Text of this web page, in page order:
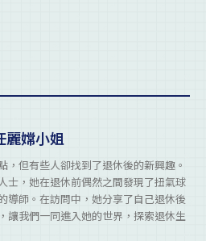
麗嫦小姐
，但有些人卻找到了退休後的新興趣。
士，她在退休前偶然之間發現了扭氣球
導師。在訪問中，她分享了自己退休後
讓我們一同進入她的世界，探索退休生